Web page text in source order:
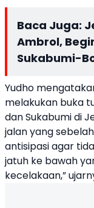
Baca Juga:
Ambrol,
Sukabumi-
Yudho
melakukan buka
dan Sukabumi di
jalan yang
antisipasi agar
jatuh ke bawah
kecelakaan,”